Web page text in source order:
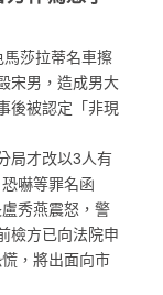
莎拉蒂名車擦
宋男，造成男大
後被認定「非現
局才改以3人有
嚇等罪名函
秀燕震怒，警
檢方已向法院申
，將出面向市